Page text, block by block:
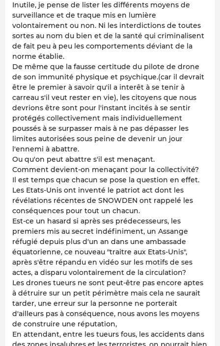
Inutile, je pense de lister les différents moyens de
surveillance et de traque mis en lumière
volontairement ou non. Ni les interdictions de toutes
sortes au nom du bien et de la santé qui criminalisent
de fait peu à peu les comportements déviant de la
norme établie.
De même que la fausse certitude du pilote de drone
de son immunité physique et psychique.(car il devrait
être le premier à savoir qu'il a interêt à se tenir à
carreau s'il veut rester en vie), les citoyens que nous
devrions être sont pour l'instant incités à se sentir
protégés collectivement mais individuellement
poussés à se surpasser mais à ne pas dépasser les
limites autorisées sous peine de devenir un jour
l'ennemi à abattre.
Ou qu'on peut abattre s'il est menaçant.
Comment devient-on menaçant pour la collectivité?
Il est temps que chacun se pose la question en effet.
Les Etats-Unis ont inventé le patriot act dont les
révélations récentes de SNOWDEN ont rappelé les
conséquences pour tout un chacun.
Est-ce un hasard si après ses prédecesseurs, les
premiers mis au secret indéfiniment, un Assange
réfugié depuis plus d'un an dans une ambassade
équatorienne, ce nouveau "traitre aux Etats-Unis",
après s'être répandu en vidéo sur les motifs de ses
actes, a disparu volontairement de la circulation?
Les drones tueurs ne sont peut-être pas encore aptes
à détruire sur un petit périmètre mais cela ne saurait
tarder, une erreur sur la personne ne porterait
d'ailleurs pas à conséquence, nous avons les moyens
de construire une réputation,
En attendant, entre les tueurs fous, les accidents dans